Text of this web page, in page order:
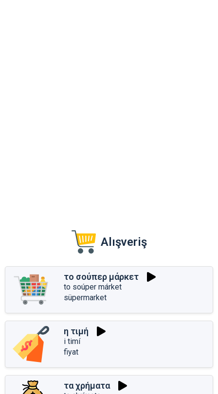
Alışveriş
το σούπερ μάρκετ
to soúper márket
süpermarket
η τιμή
i timí
fiyat
τα χρήματα